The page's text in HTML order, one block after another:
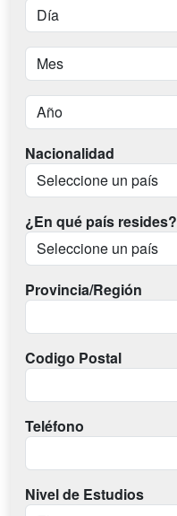
Nacionalidad
¿En qué país resides?
Provincia/Región
Codigo Postal
Teléfono
Nivel de Estudios